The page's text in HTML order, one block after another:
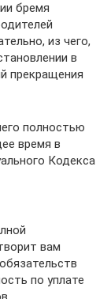
бремя
из чего,
в
прекращения
полностью
время в
Кодекса
вам
по уплате